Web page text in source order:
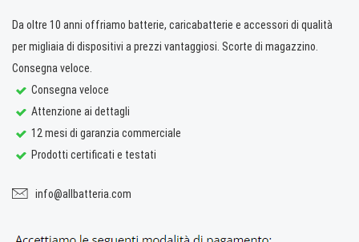
Da oltre 10 anni offriamo batterie, caricabatterie e accessori di qualità
per migliaia di dispositivi a prezzi vantaggiosi. Scorte di magazzino.
Consegna veloce.
Consegna veloce
Attenzione ai dettagli
12 mesi di garanzia commerciale
Prodotti certificati e testati
info@allbatteria.com